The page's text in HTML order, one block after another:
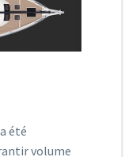
été
volume